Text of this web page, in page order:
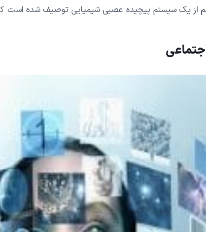
از یک سیستم پیچیده عصبی شیمیایی توصیف شده است که